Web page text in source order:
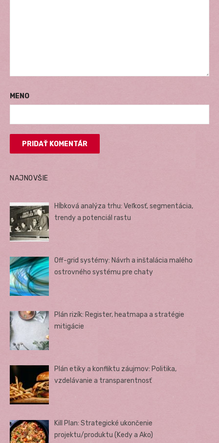
MENO
NAJNOVŠIE
Hĺbková analýza trhu: Veľkosť, segmentácia,
trendy a potenciál rastu
Off-grid systémy: Návrh a inštalácia malého
ostrovného systému pre chaty
Plán rizík: Register, heatmapa a stratégie
mitigácie
Plán etiky a konfliktu záujmov: Politika,
vzdelávanie a transparentnosť
Kill Plan: Strategické ukončenie
projektu/produktu (Kedy a Ako)